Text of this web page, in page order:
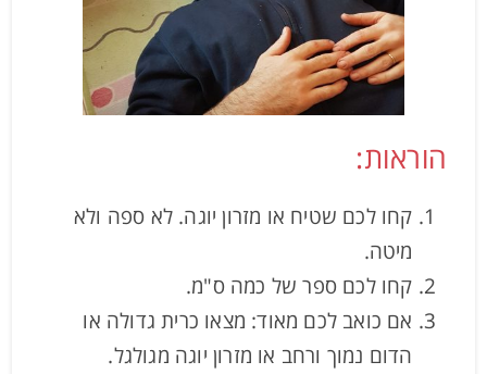
הוראות:
קחו לכם שטיח או מזרון יוגה. לא ספה ולא
מיטה.
קחו לכם ספר של כמה ס"מ.
אם כואב לכם מאוד: מצאו כרית גדולה או
הדום נמוך ורחב או מזרון יוגה מגולגל.